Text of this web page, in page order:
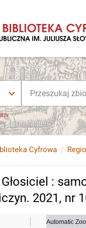
Cyfrowa
Głosiciel :
2021, nr